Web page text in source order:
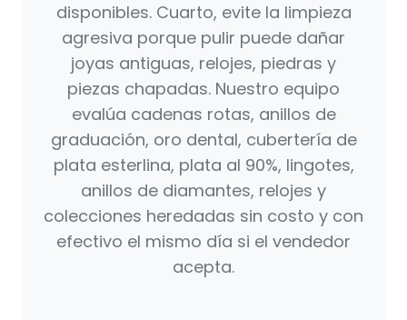
disponibles. Cuarto, evite la limpieza
agresiva porque pulir puede dañar
joyas antiguas, relojes, piedras y
piezas chapadas. Nuestro equipo
evalúa cadenas rotas, anillos de
graduación, oro dental, cubertería de
plata esterlina, plata al 90%, lingotes,
anillos de diamantes, relojes y
colecciones heredadas sin costo y con
efectivo el mismo día si el vendedor
acepta.